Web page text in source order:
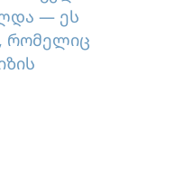
— ეს
რომელიც